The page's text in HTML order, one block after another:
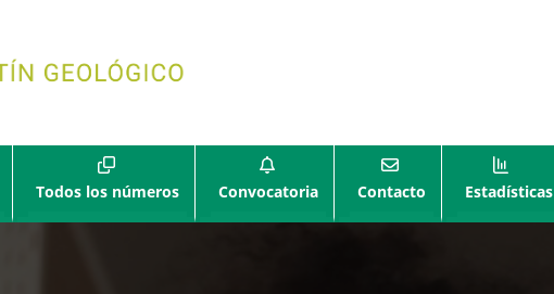
Todos los números Convocatoria Contacto Estadísticas